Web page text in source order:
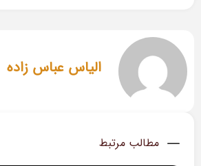
الیاس عباس زاده
مطالب مرتبط